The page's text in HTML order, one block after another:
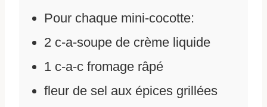
Pour chaque mini-cocotte:
2 c-a-soupe de crème liquide
1 c-a-c fromage râpé
fleur de sel aux épices grillées